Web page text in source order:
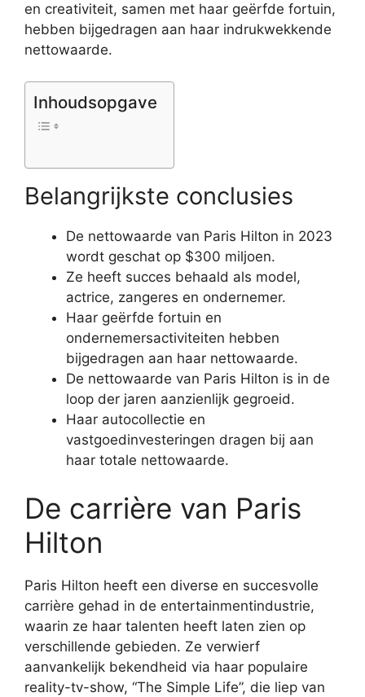
en creativiteit, samen met haar geërfde fortuin,
hebben bijgedragen aan haar indrukwekkende
nettowaarde.
Inhoudsopgave
Belangrijkste conclusies
De nettowaarde van Paris Hilton in 2023
wordt geschat op $300 miljoen.
Ze heeft succes behaald als model,
actrice, zangeres en ondernemer.
Haar geërfde fortuin en
ondernemersactiviteiten hebben
bijgedragen aan haar nettowaarde.
De nettowaarde van Paris Hilton is in de
loop der jaren aanzienlijk gegroeid.
Haar autocollectie en
vastgoedinvesteringen dragen bij aan
haar totale nettowaarde.
De carrière van Paris
Hilton
Paris Hilton heeft een diverse en succesvolle
carrière gehad in de entertainmentindustrie,
waarin ze haar talenten heeft laten zien op
verschillende gebieden. Ze verwierf
aanvankelijk bekendheid via haar populaire
reality-tv-show, “The Simple Life”, die liep van